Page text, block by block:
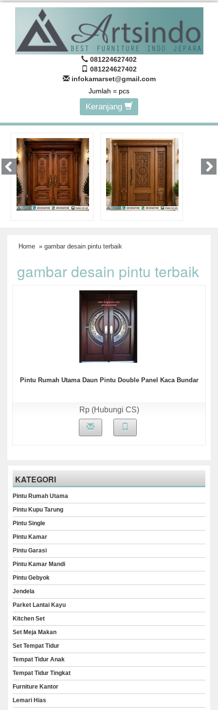
081224627402
081224627402
infokamarset@gmail.com
Jumlah = pcs
Keranjang
Home » gambar desain pintu terbaik
gambar desain pintu terbaik
Pintu Rumah Utama Daun Pintu Double Panel Kaca Bundar
Rp (Hubungi CS)
KATEGORI
Pintu Rumah Utama
Pintu Kupu Tarung
Pintu Single
Pintu Kamar
Pintu Garasi
Pintu Kamar Mandi
Pintu Gebyok
Jendela
Parket Lantai Kayu
Kitchen Set
Set Meja Makan
Set Tempat Tidur
Tempat Tidur Anak
Tempat Tidur Tingkat
Furniture Kantor
Lemari Hias